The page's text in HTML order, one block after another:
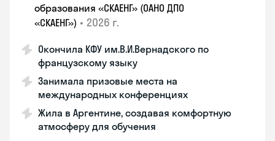
образования «СКАЕНГ» (ОАНО ДПО
«СКАЕНГ») • 2026 г.
Окончила КФУ им.В.И.Вернадского по
французскому языку
Занимала призовые места на
международных конференциях
Жила в Аргентине, создавая комфортную
атмосферу для обучения